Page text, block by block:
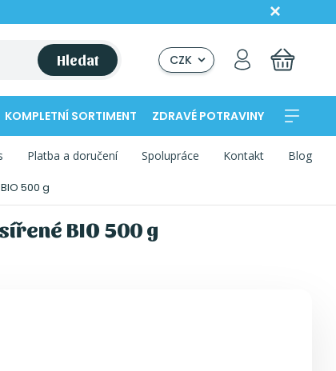
Hledat CZK
KOMPLETNÍ SORTIMENT ZDRAVÉ POTRAVINY
Platba a doručení Spolupráce Kontakt Blog
500 g
BIO 500 g